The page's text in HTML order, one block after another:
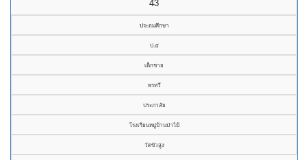
ประถมศึกษา
ป.๕
เด็กชาย
พรทวี
ประภาสัย
โรงเรียนหมู่บ้านป่าไม้
วัดขัวสูง